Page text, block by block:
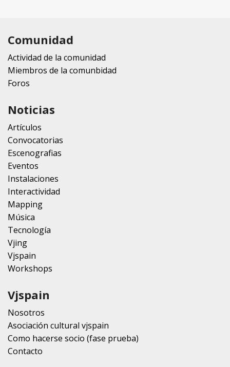
Comunidad
Actividad de la comunidad
Miembros de la comunbidad
Foros
Noticias
Artículos
Convocatorias
Escenografias
Eventos
Instalaciones
Interactividad
Mapping
Música
Tecnología
Vjing
Vjspain
Workshops
Vjspain
Nosotros
Asociación cultural vjspain
Como hacerse socio (fase prueba)
Contacto